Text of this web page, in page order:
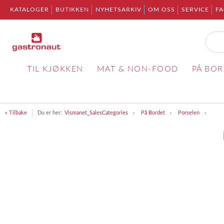
KATALOGER BUTIKKEN NYHETSARKIV OM OSS SERVICE
TIL KJØKKEN MAT & NON-FOOD PÅ
« Tilbake Du er her: Vismanet_SalesCategories På Bordet Porselen